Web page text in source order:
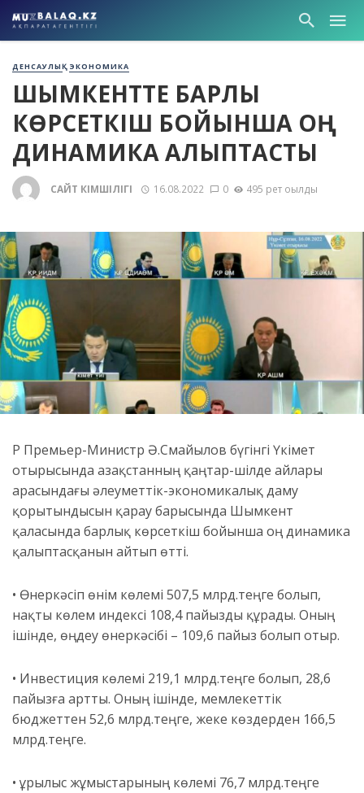
ДЕНСАУЛЫҚ ЭКОНОМИКА
ШЫМКЕНТТЕ БАРЛЫҚ
КӨРСЕТКІШ БОЙЫНША ОҢ
ДИНАМИКА ҚАЛЫПТАСТЫ
САЙТ ӘКІМШІЛІГІ 16.08.2022 0 495 рет оқылды
ҚР Премьер-Министр Ә.Смайылов бүгінгі Үкімет
отырысында Қазақстанның қаңтар-шілде айлары
арасындағы әлеуметтік-экономикалық даму
қорытындысын қарау барысында Шымкент
қаласында барлық көрсеткіш бойынша оң динамика
қалыптасқанын айтып өтті.
• Өнеркәсіп өнім көлемі 507,5 млрд.теңге болып,
нақты көлем индексі 108,4 пайызды құрады. Оның
ішінде, өңдеу өнеркәсібі – 109,6 пайыз болып отыр.
• Инвестиция көлемі 219,1 млрд.теңге болып, 28,6
пайызға артты. Оның ішінде, мемлекеттік
бюджеттен 52,6 млрд.теңге, жеке көздерден 166,5
млрд.теңге.
• Құрылыс жұмыстарының көлемі 76,7 млрд.теңге